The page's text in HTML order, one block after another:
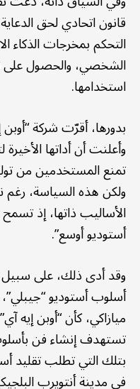
قانون اتحادي لحق
التحكم بمخرجات الذكاء
الشخصي، والحصول على
استخدامها.
بدورها، أقرّت شركة
وأعلنت أن أداتها
تمنع المستخدمين من
ولكن هذه السياسة، رغم
الأساليب ذاتها، إذ
أستوديو أوسع”.
وقد أدى ذلك، على سبيل
أسلوب أستوديو
ميازاكي، كأن “أوبن إيه
تستهدف إنشاء فن
بتلك التي تطلب تقليد
في مدينة أنتويرب